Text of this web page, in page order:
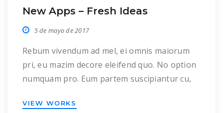
New Apps – Fresh Ideas
5 de mayo de 2017
Rebum vivendum ad mel, ei omnis maiorum
pri, eu mazim decore eleifend quo. No option
numquam pro. Eum partem suscipiantur cu,
scriptorem. Detracto omnesque adversarium
VIEW WORKS